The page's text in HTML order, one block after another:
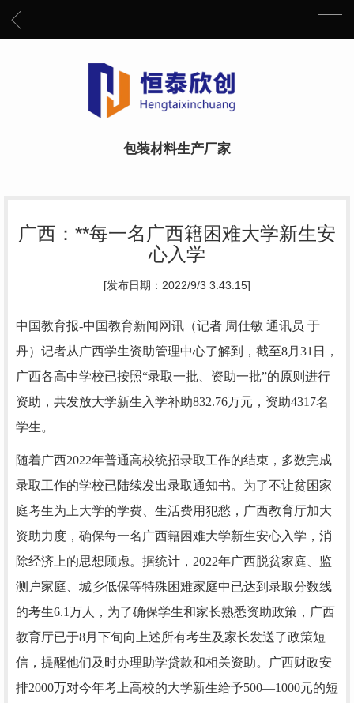
包装材料生产厂家
广西：**每一名广西籍困难大学新生安
心入学
[发布日期：2022/9/3 3:43:15]
中国教育报-中国教育新闻网讯（记者 周仕敏 通讯员 于
丹） 记者从广西学生资助管理中心了解到，截至8月31日，
广西各高中学校已按照“录取一批、资助一批”的原则进行
资助，共发放大学新生入学补助832.76万元，资助4317名
学生。
随着广西2022年普通高校统招录取工作的结束，多数完成
录取工作的学校已陆续发出录取通知书。为了不让贫困家
庭考生为上大学的学费、生活费用犯愁，广西教育厅加大
资助力度，确保每一名广西籍困难大学新生安心入学，消
除经济上的思想顾虑。据统计，2022年广西脱贫家庭、监
测户家庭、城乡低保等特殊困难家庭中已达到录取分数线
的考生6.1万人，为了确保学生和家长熟悉资助政策，广西
教育厅已于8月下旬向上述所有考生及家长发送了政策短
信，提醒他们及时办理助学贷款和相关资助。广西财政安
排2000万对今年考上高校的大学新生给予500—1000元的短